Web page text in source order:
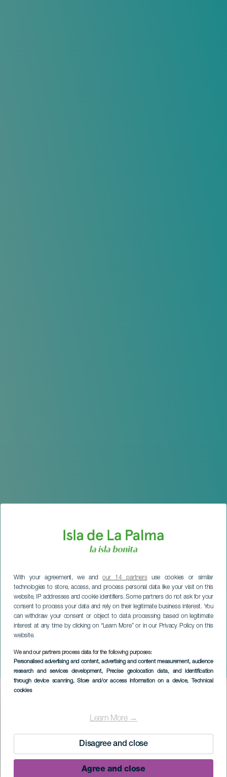
With your agreement, we andour 14 partnersuse cookies or similar
technologies to store, access, and process personal data like your visit on this
website, IP addresses and cookie identifiers. Some partners do not ask for your
consent to process your data and rely on their legitimate business interest. You
can withdraw your consent or object to data processing based on legitimate
interest at any time by clicking on “Learn More” or in our Privacy Policy on this
website.
We and our partners process data for the following purposes:
Personalised advertising and content, advertising and content measurement, audience
research and services development, Precise geolocation data, and identification
through device scanning, Store and/or access information on a device, Technical
cookies
Learn More →
Disagree and close
Agree and close
Eclissi lunare totale
LA PALMA
Imagen